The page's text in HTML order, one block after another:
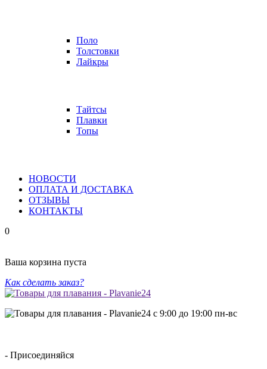
Поло
Толстовки
Лайкры
Тайтсы
Плавки
Топы
НОВОСТИ
ОПЛАТА И ДОСТАВКА
ОТЗЫВЫ
КОНТАКТЫ
0
Ваша корзина пуста
Как сделать заказ?
с 9:00 до 19:00 пн-вс
- Присоединяйся